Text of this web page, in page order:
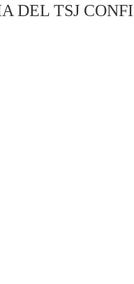
DEL TSJ